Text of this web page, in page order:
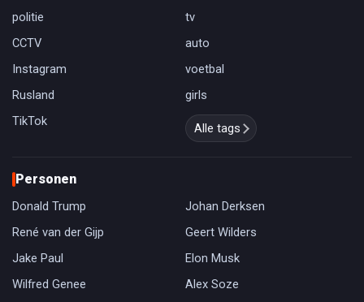
politie
tv
CCTV
auto
Instagram
voetbal
Rusland
girls
TikTok
Alle tags
Personen
Donald Trump
Johan Derksen
René van der Gijp
Geert Wilders
Jake Paul
Elon Musk
Wilfred Genee
Alex Soze